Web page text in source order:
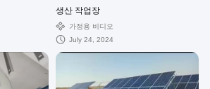
생산 작업장
가정용 비디오
July 24, 2024